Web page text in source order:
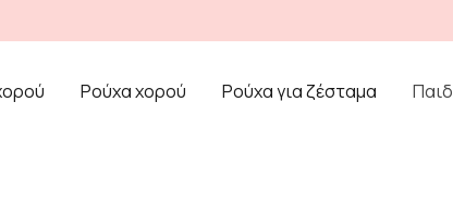
Ρούχα χορού Ρούχα για ζέσταμα